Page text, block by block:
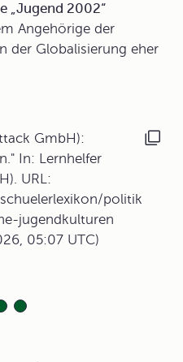
„Jugend 2002“
Angehörige der
der Globalisierung eher
GmbH):
In: Lernhelfer
URL:
politik
jugendkulturen
05:07 UTC)